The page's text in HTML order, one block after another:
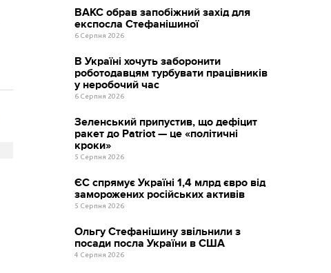
ВАКС обрав запобіжний захід для
експосла Стефанішиної
6 Серпня 2026
В Україні хочуть заборонити
роботодавцям турбувати працівників
у неробочий час
6 Серпня 2026
Зеленський припустив, що дефіцит
ракет до Patriot — це «політичні
кроки»
5 Серпня 2026
ЄС спрямує Україні 1,4 млрд євро від
заморожених російських активів
5 Серпня 2026
Ольгу Стефанішину звільнили з
посади посла України в США
4 Серпня 2026